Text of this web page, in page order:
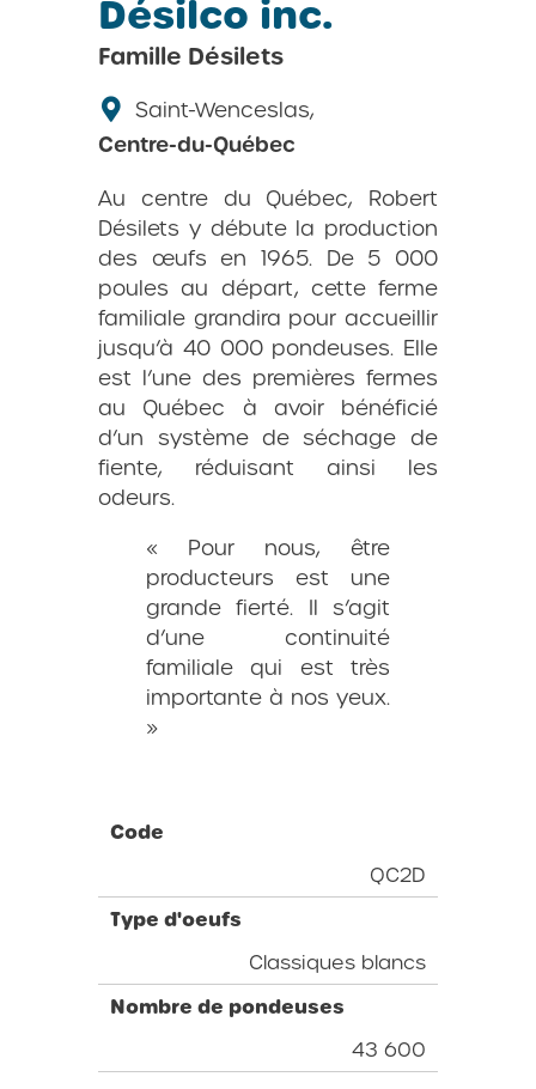
Désilco inc.
Famille Désilets
Saint-Wenceslas,
Centre-du-Québec
Au centre du Québec, Robert
Désilets y débute la production
des œufs en 1965. De 5 000
poules au départ, cette ferme
familiale grandira pour accueillir
jusqu’à 40 000 pondeuses. Elle
est l’une des premières fermes
au Québec à avoir bénéficié
d’un système de séchage de
fiente, réduisant ainsi les
odeurs.
« Pour nous, être
producteurs est une
grande fierté. Il s’agit
d’une continuité
familiale qui est très
importante à nos yeux.
»
Code
QC2D
Type d'oeufs
Classiques blancs
Nombre de pondeuses
43 600